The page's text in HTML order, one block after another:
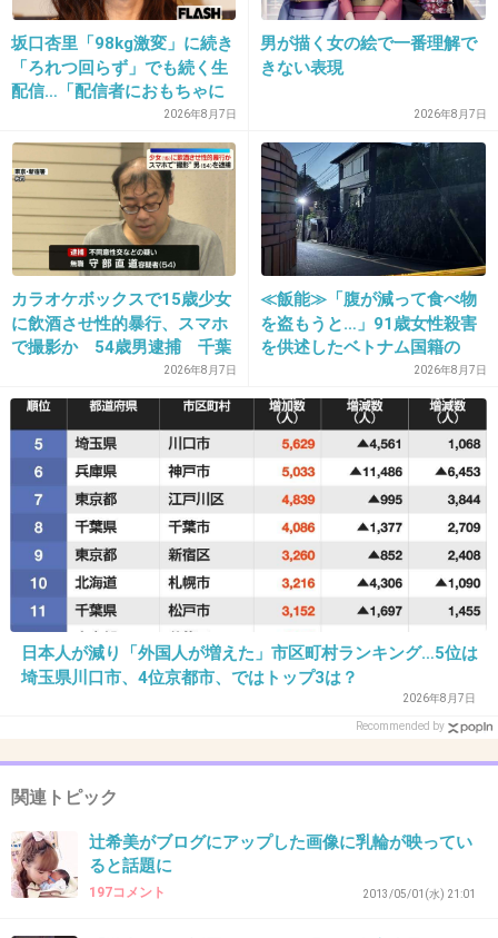
+63 -9
あら(@￣□￣@;)！！ホント。
サラーっと載せてるけど本人気づいてないのか
な？
+21 -9
2013/06/20(木) 14:33:58
だ…誰か説明してっ！
-6
28. 匿名 2013/06/20(木) 14:34:01
23
ぎゃーーーーーー＼(゜ロ＼)(／ロ゜)／
やめてよ！ビクッとしたorz
-2
若作りが痛い
-4
坂口杏里「98kg激変」に続き
「ろれつ回らず」でも続く生
配信…「配信者におもちゃに
されてる」知人は懸念表明
2026年8月7日
男が描く女の絵で一番理解で
きない表現
2026年8月7日
カラオケボックスで15歳少女
に飲酒させ性的暴行、スマホ
で撮影か 54歳男逮捕 千葉
2026年8月7日
≪飯能≫「腹が減って食べ物
を盗もうと…」91歳女性殺害
を供述したベトナム国籍の
男、在留資格なし…奪った車
で“3台追突”の逃走劇
2026年8月7日
日本人が減り「外国人が増えた」市区町村ランキング…5位は
埼玉県川口市、4位京都市、ではトップ3は？
2026年8月7日
Recommended by
関連トピック
辻希美がブログにアップした画像に乳輪が映ってい
ると話題に
197コメント 2013/05/01(水) 21:01